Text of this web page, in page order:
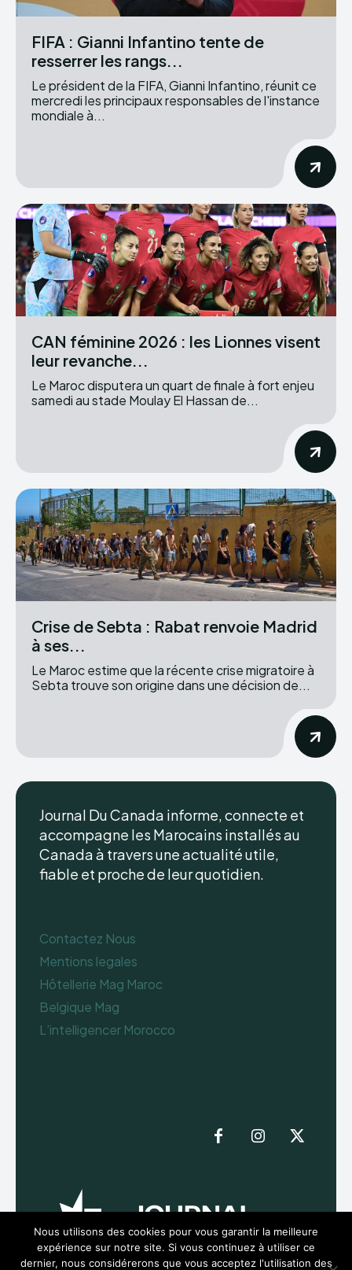
FIFA : Gianni Infantino tente de
resserrer les rangs...
Le président de la FIFA, Gianni Infantino, réunit ce
mercredi les principaux responsables de l'instance
mondiale à...
CAN féminine 2026 : les Lionnes visent
leur revanche...
Le Maroc disputera un quart de finale à fort enjeu
samedi au stade Moulay El Hassan de...
Crise de Sebta : Rabat renvoie Madrid
à ses...
Le Maroc estime que la récente crise migratoire à
Sebta trouve son origine dans une décision de...
Journal Du Canada informe, connecte et
accompagne les Marocains installés au
Canada à travers une actualité utile,
fiable et proche de leur quotidien.
Contactez Nous
Mentions legales
Hôtellerie Mag Maroc
Belgique Mag
L’intelligencer Morocco
Nous utilisons des cookies pour vous garantir la meilleure
expérience sur notre site. Si vous continuez à utiliser ce
dernier, nous considérerons que vous acceptez l'utilisation des